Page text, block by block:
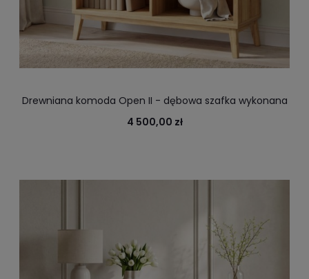
Drewniana komoda Open II - dębowa szafka wykonana
w 100% z litego drewna na dokumenty
4 500,00 zł